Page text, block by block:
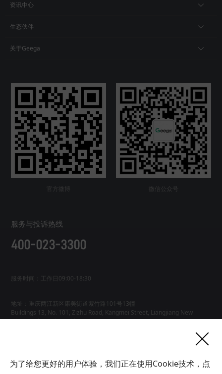
资讯中心
生态伙伴
关于Geega
官方微博 微信公众号
服务与投诉热线
400-023-3300
服务时间：工作日09:00-18:30
地址：重庆两江新区康美街道紫竹路101号13幢
Buildings 13, No. 101, Zizhu Road, Kangmei Street, Liangjiang New
网站地图 工业AI智能体
为了给您更好的用户体验，我们正在使用Cookie技术，点